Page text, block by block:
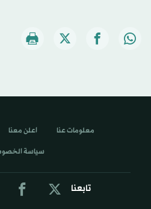
تابعنا
معلومات عنا اعلن معنا
سياسة